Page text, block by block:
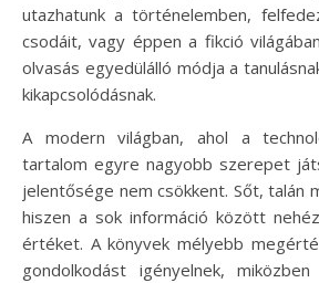
utazhatunk a történelemben,
csodáit, vagy éppen a fikció
olvasás egyedülálló módja a
kikapcsolódásnak.
A modern világban, ahol a
tartalom egyre nagyobb szerepet
jelentősége nem csökkent. Sőt, talán
hiszen a sok információ között
értéket. A könyvek mélyebb
gondolkodást igényelnek,